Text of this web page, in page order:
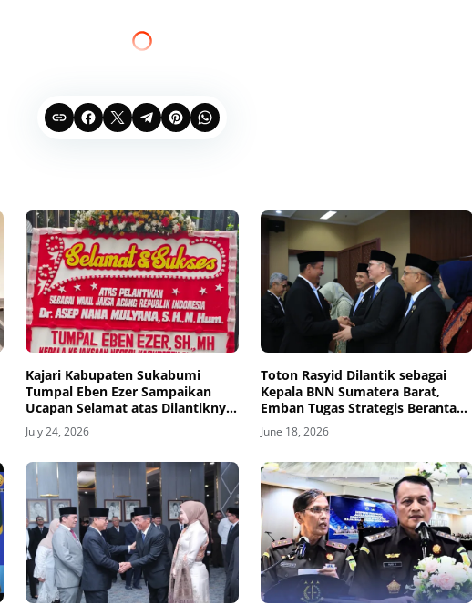
Kajari Kabupaten Sukabumi
Tumpal Eben Ezer Sampaikan
Ucapan Selamat atas Dilantiknya
Wakil Jaksa Agung hingga
Kabadiklat
July 24, 2026
Toton Rasyid Dilantik sebagai
Kepala BNN Sumatera Barat,
Emban Tugas Strategis Berantas
Narkotika
June 18, 2026